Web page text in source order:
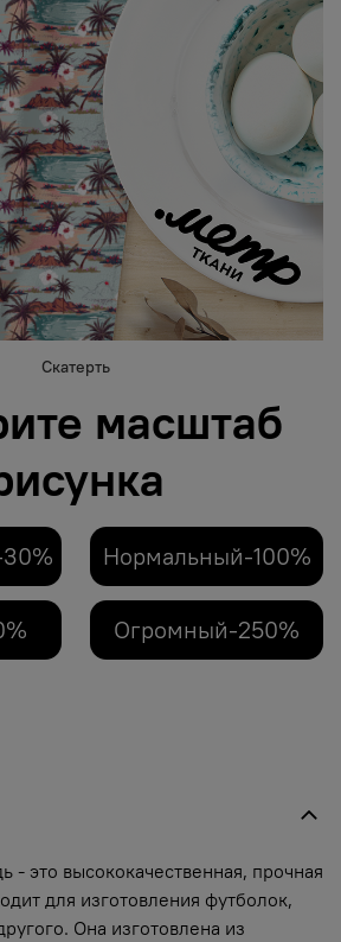
Скатерть
масштаб
Нормальный-100%
Огромный-250%
- это высококачественная, прочная
для изготовления футболок,
Она изготовлена из